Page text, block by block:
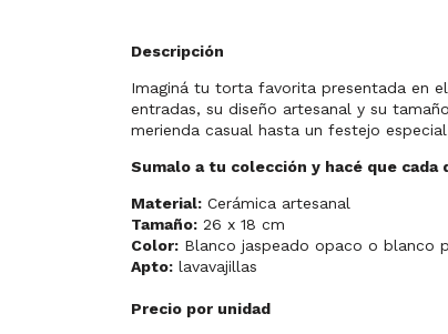
Descripción
Imaginá tu torta favorita presentada en
entradas, su diseño artesanal y su
merienda casual hasta un festejo
Sumalo a tu colección y hacé que
Material: Cerámica artesanal
Tamaño: 26 x 18 cm
Color: Blanco jaspeado opaco o blanco
Apto: lavavajillas
Precio por unidad